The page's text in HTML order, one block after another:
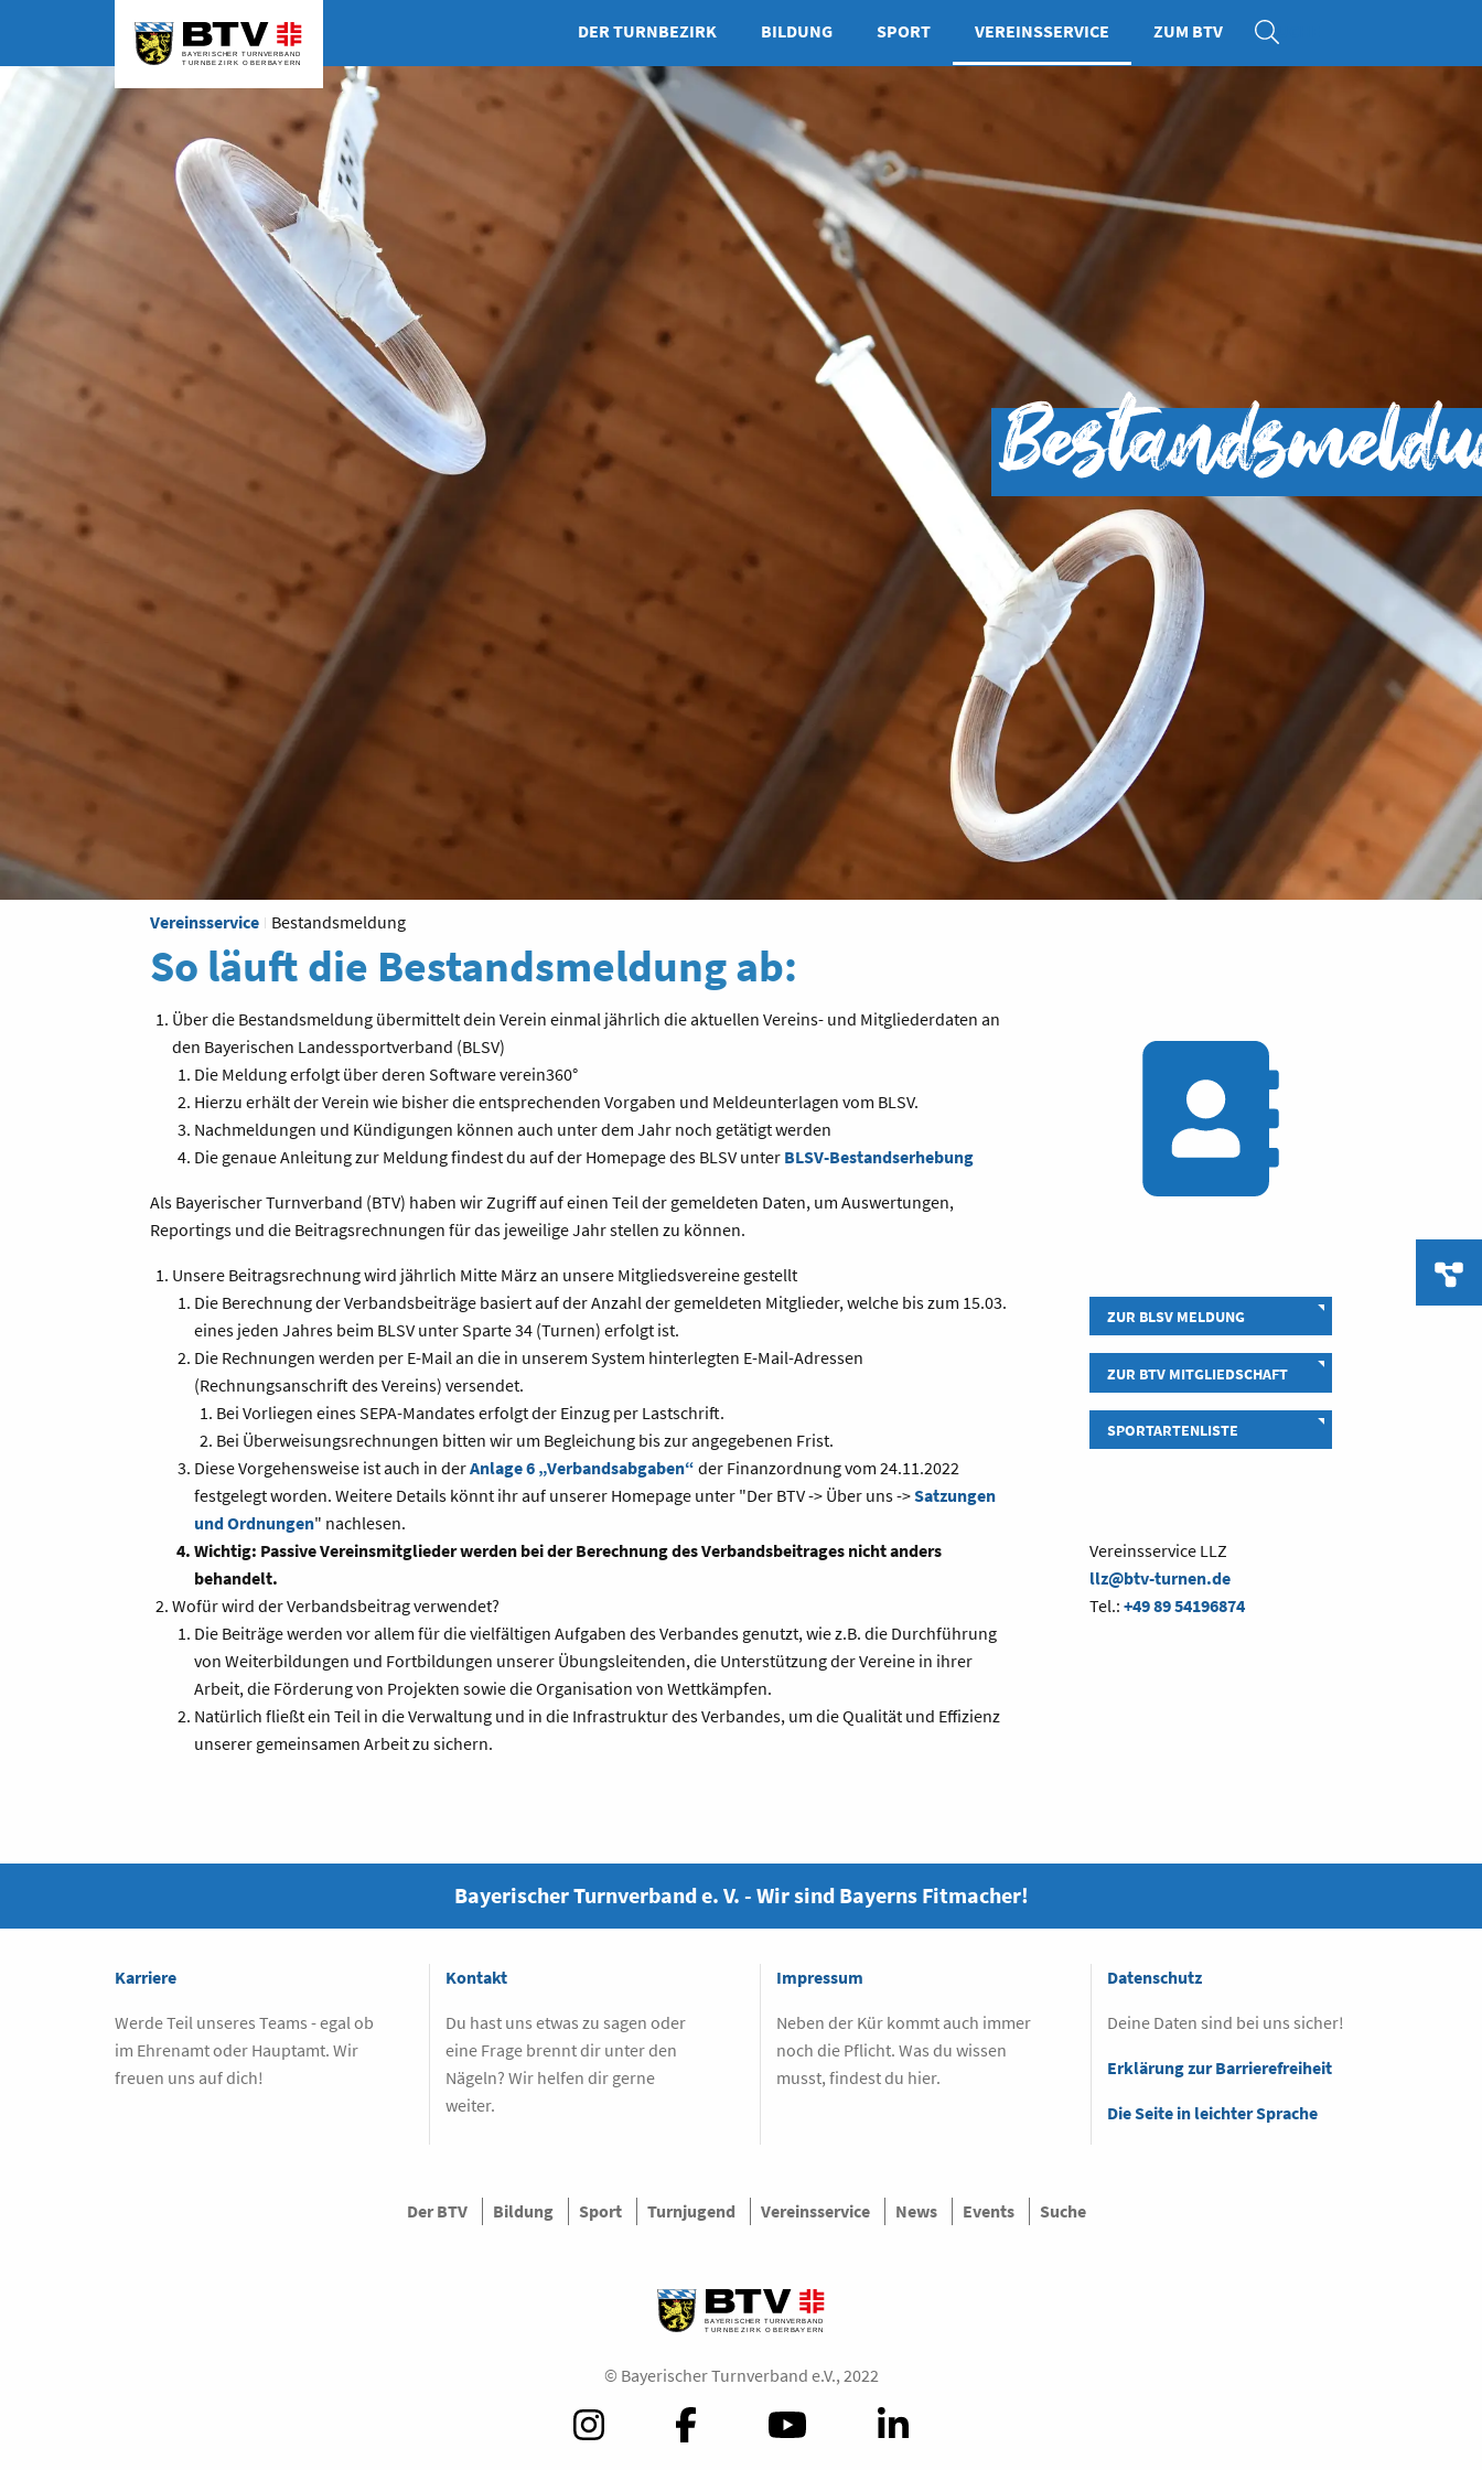
DER TURNBEZIRK BILDUNG SPORT VEREINSSERVICE ZUM BTV SUCHE
Vereinsservice Bestandsmeldung
So läuft die Bestandsmeldung ab:
Über die Bestandsmeldung über­mit­telt dein Verein einmal jähr­lich die aktu­el­len Vereins- und Mitglie­der­da­ten an
den Bayerischen Landessportverband (BLSV)
Die Meldung erfolgt über deren Software verein360°
Hierzu erhält der Verein wie bisher die entsprechenden Vorgaben und Meldeunterlagen vom BLSV.
Nachmeldungen und Kündigungen können auch unter dem Jahr noch getätigt werden
Die genaue Anleitung zur Meldung findest du auf der Homepage des BLSV unter BLSV-Bestandserhebung
Als Bayerischer Turnverband (BTV) haben wir Zugriff auf einen Teil der gemeldeten Daten, um Auswertungen,
Reportings und die Beitragsrechnungen für das jeweilige Jahr stellen zu können.
Unsere Beitragsrechnung wird jährlich Mitte März an unsere Mitgliedsvereine gestellt
Die Berechnung der Verbandsbeiträge basiert auf der Anzahl der gemeldeten Mitglieder, welche bis zum 15.03.
eines jeden Jahres beim BLSV unter Sparte 34 (Turnen) erfolgt ist.
Die Rechnungen werden per E-Mail an die in unserem System hinterlegten E-Mail-Adressen
(Rechnungsanschrift des Vereins) versendet.
Bei Vorliegen eines SEPA-Mandates erfolgt der Einzug per Lastschrift.
Bei Überweisungsrechnungen bitten wir um Begleichung bis zur angegebenen Frist.
Diese Vorgehensweise ist auch in derAnlage 6 „Verbandsabgaben“ der Finanzordnung vom 24.11.2022
festgelegt worden. Weitere Details könnt ihr auf unserer Homepage unter "Der BTV -> Über uns ->Satzungen
und Ordnungen" nachlesen.
Wichtig: Passive Vereinsmitglieder werden bei der Berechnung des Verbandsbeitrages nicht anders
behandelt.
Wofür wird der Verbandsbeitrag verwendet?
Die Beiträge werden vor allem für die vielfältigen Aufgaben des Verbandes genutzt, wie z.B. die Durchführung
von Weiterbildungen und Fortbildungen unserer Übungsleitenden, die Unterstützung der Vereine in ihrer
Arbeit, die Förderung von Projekten sowie die Organisation von Wettkämpfen.
Natürlich fließt ein Teil in die Verwaltung und in die Infrastruktur des Verbandes, um die Qualität und Effizienz
unserer gemeinsamen Arbeit zu sichern.
ZUR BLSV MELDUNG
ZUR BTV MITGLIEDSCHAFT
SPORTARTENLISTE
Vereinsservice LLZ
llz@btv-turnen.de
Tel.: +49 89 54196874
Bayerischer Turnverband e. V. - Wir sind Bayerns Fitmacher!
Karriere
Werde Teil unseres Teams - egal ob
im Ehrenamt oder Hauptamt. Wir
freuen uns auf dich!
Kontakt
Du hast uns etwas zu sagen oder
eine Frage brennt dir unter den
Nägeln? Wir helfen dir gerne
weiter.
Impressum
Neben der Kür kommt auch immer
noch die Pflicht. Was du wissen
musst, findest du hier.
Datenschutz
Deine Daten sind bei uns sicher!
Erklärung zur Barrierefreiheit
Die Seite in leichter Sprache
Der BTV Bildung Sport Turnjugend Vereinsservice News Events Suche
© Bayerischer Turnverband e.V., 2022